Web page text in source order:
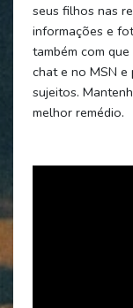
seus filhos nas
informações e
também com
chat e no MSN
sujeitos.
melhor remédio.